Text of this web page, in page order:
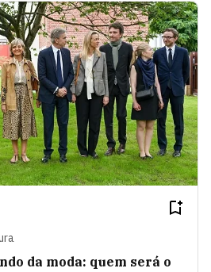
da moda: quem será o